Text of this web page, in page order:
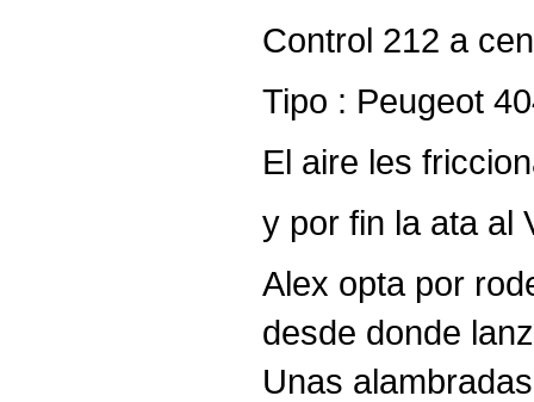
Control 212 a
Tipo : Peugeot
El aire les
y por fin la ata al
Alex opta por
desde donde
Unas